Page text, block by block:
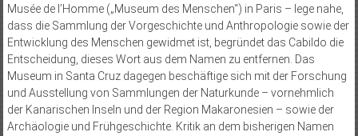
Musée de l’Homme („Museum des Menschen“) in Paris – lege nahe,
dass die Sammlung der Vorgeschichte und Anthropologie sowie der
Entwicklung des Menschen gewidmet ist, begründet das Cabildo die
Entscheidung, dieses Wort aus dem Namen zu entfernen. Das
Museum in Santa Cruz dagegen beschäftige sich mit der Forschung
und Ausstellung von Sammlungen der Naturkunde – vornehmlich
der Kanarischen Inseln und der Region Makaronesien – sowie der
Archäologie und Frühgeschichte. Kritik an dem bisherigen Namen